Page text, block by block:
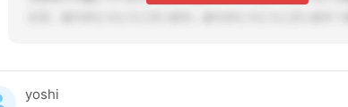
yoshi